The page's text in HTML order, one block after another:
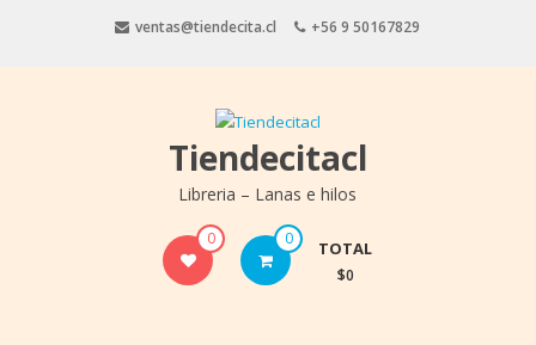
ventas@tiendecita.cl +56 9 50167829
Tiendecitacl
Libreria – Lanas e hilos
0 0 TOTAL
$0